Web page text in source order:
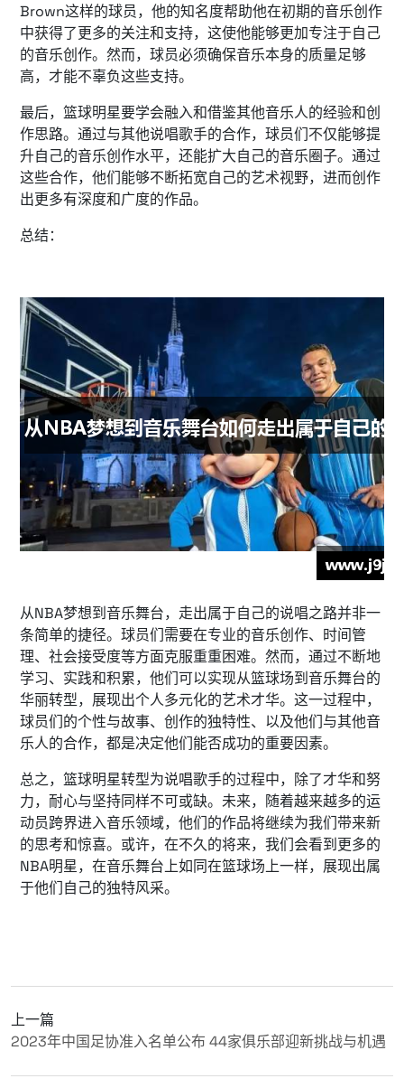
Brown这样的球员，他的知名度帮助他在初期的音乐创作
中获得了更多的关注和支持，这使他能够更加专注于自己
的音乐创作。然而，球员必须确保音乐本身的质量足够
高，才能不辜负这些支持。
最后，篮球明星要学会融入和借鉴其他音乐人的经验和创
作思路。通过与其他说唱歌手的合作，球员们不仅能够提
升自己的音乐创作水平，还能扩大自己的音乐圈子。通过
这些合作，他们能够不断拓宽自己的艺术视野，进而创作
出更多有深度和广度的作品。
总结：
从NBA梦想到音乐舞台，走出属于自己的说唱之路并非一
条简单的捷径。球员们需要在专业的音乐创作、时间管
理、社会接受度等方面克服重重困难。然而，通过不断地
学习、实践和积累，他们可以实现从篮球场到音乐舞台的
华丽转型，展现出个人多元化的艺术才华。这一过程中，
球员们的个性与故事、创作的独特性、以及他们与其他音
乐人的合作，都是决定他们能否成功的重要因素。
总之，篮球明星转型为说唱歌手的过程中，除了才华和努
力，耐心与坚持同样不可或缺。未来，随着越来越多的运
动员跨界进入音乐领域，他们的作品将继续为我们带来新
的思考和惊喜。或许，在不久的将来，我们会看到更多的
NBA明星，在音乐舞台上如同在篮球场上一样，展现出属
于他们自己的独特风采。
上一篇
2023年中国足协准入名单公布 44家俱乐部迎新挑战与机遇